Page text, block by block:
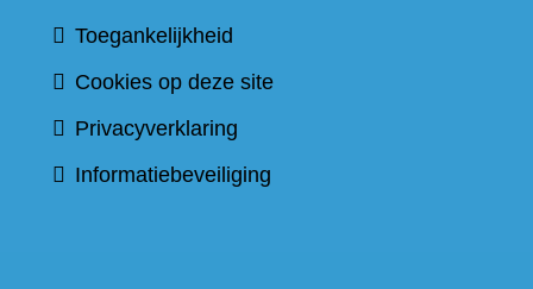
Toegankelijkheid
Cookies op deze site
Privacyverklaring
Informatiebeveiliging